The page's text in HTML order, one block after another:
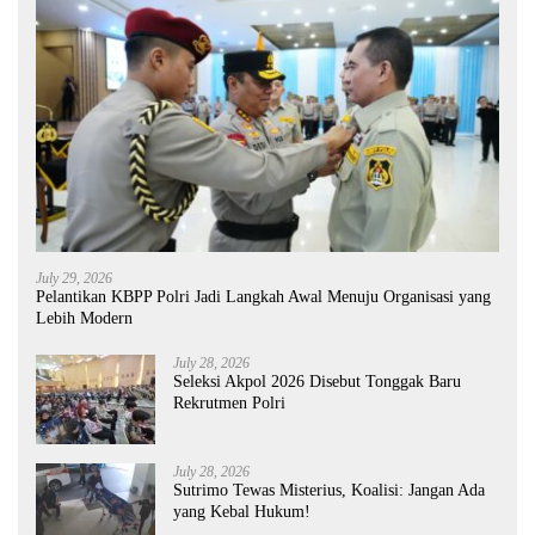
July 29, 2026
Pelantikan KBPP Polri Jadi Langkah Awal Menuju Organisasi yang
Lebih Modern
July 28, 2026
Seleksi Akpol 2026 Disebut Tonggak Baru
Rekrutmen Polri
July 28, 2026
Sutrimo Tewas Misterius, Koalisi: Jangan Ada
yang Kebal Hukum!